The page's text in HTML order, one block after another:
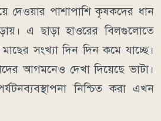
দেওয়ার পাশাপাশি কৃষকদের ধান
এ ছাড়া হাওরের বিলগুলোতে
সংখ্যা দিন দিন কমে যাচ্ছে।
আগমনেও দেখা দিয়েছে ভাটা।
নিশ্চিত করা এখন